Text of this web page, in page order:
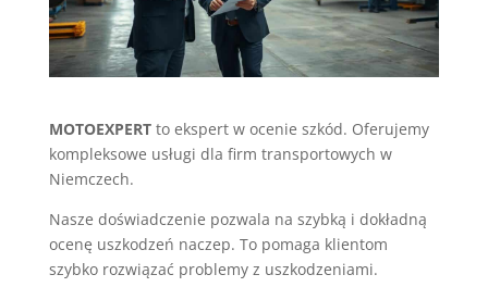
MOTOEXPERTto ekspert w ocenie szkód. Oferujemy
kompleksowe usługi dla firm transportowych w
Niemczech.
Nasze doświadczenie pozwala na szybką i dokładną
ocenę uszkodzeń naczep. To pomaga klientom
szybko rozwiązać problemy z uszkodzeniami.